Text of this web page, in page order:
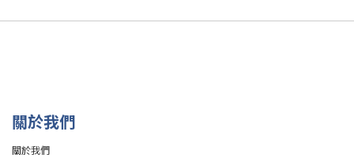
關於我們
關於我們